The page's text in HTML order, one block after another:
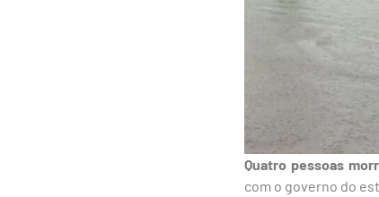
Quatro pessoas
com o governo do